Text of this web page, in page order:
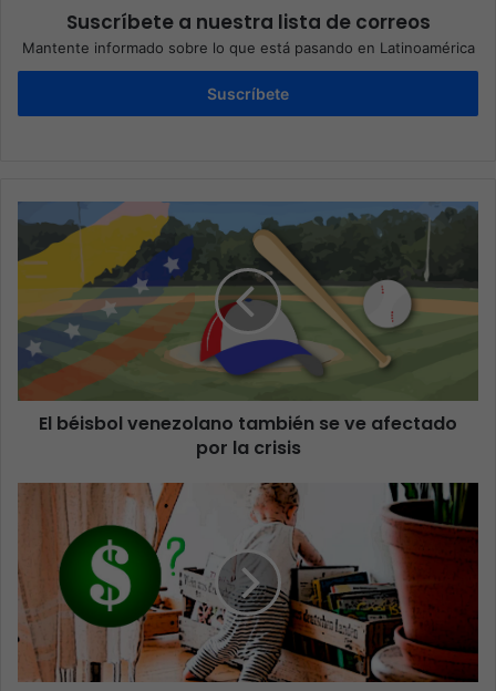
Suscríbete a nuestra lista de correos
Mantente informado sobre lo que está pasando en Latinoamérica
Suscríbete
El béisbol venezolano también se ve afectado
por la crisis